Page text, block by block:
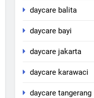
daycare balita
daycare bayi
daycare jakarta
daycare karawaci
daycare tangerang